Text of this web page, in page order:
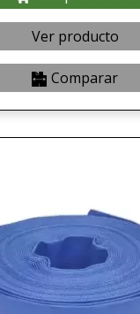
Ver producto
Comparar